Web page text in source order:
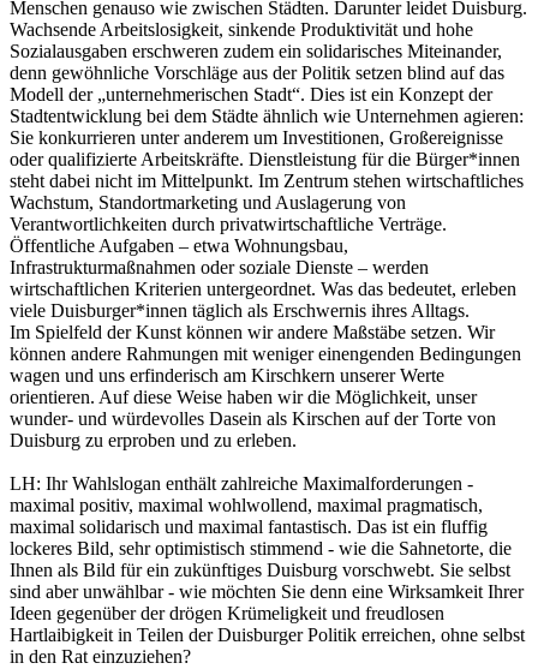
Menschen genauso wie zwischen Städten. Darunter leidet Duisburg.
Wachsende Arbeitslosigkeit, sinkende Produktivität und hohe
Sozialausgaben erschweren zudem ein solidarisches Miteinander,
denn gewöhnliche Vorschläge aus der Politik setzen blind auf das
Modell der „unternehmerischen Stadt“. Dies ist ein Konzept der
Stadtentwicklung bei dem Städte ähnlich wie Unternehmen agieren:
Sie konkurrieren unter anderem um Investitionen, Großereignisse
oder qualifizierte Arbeitskräfte. Dienstleistung für die Bürger*innen
steht dabei nicht im Mittelpunkt. Im Zentrum stehen wirtschaftliches
Wachstum, Standortmarketing und Auslagerung von
Verantwortlichkeiten durch privatwirtschaftliche Verträge.
Öffentliche Aufgaben – etwa Wohnungsbau,
Infrastrukturmaßnahmen oder soziale Dienste – werden
wirtschaftlichen Kriterien untergeordnet. Was das bedeutet, erleben
viele Duisburger*innen täglich als Erschwernis ihres Alltags.
Im Spielfeld der Kunst können wir andere Maßstäbe setzen. Wir
können andere Rahmungen mit weniger einengenden Bedingungen
wagen und uns erfinderisch am Kirschkern unserer Werte
orientieren. Auf diese Weise haben wir die Möglichkeit, unser
wunder- und würdevolles Dasein als Kirschen auf der Torte von
Duisburg zu erproben und zu erleben.
LH: Ihr Wahlslogan enthält zahlreiche Maximalforderungen -
maximal positiv, maximal wohlwollend, maximal pragmatisch,
maximal solidarisch und maximal fantastisch. Das ist ein fluffig
lockeres Bild, sehr optimistisch stimmend - wie die Sahnetorte, die
Ihnen als Bild für ein zukünftiges Duisburg vorschwebt. Sie selbst
sind aber unwählbar - wie möchten Sie denn eine Wirksamkeit Ihrer
Ideen gegenüber der drögen Krümeligkeit und freudlosen
Hartlaibigkeit in Teilen der Duisburger Politik erreichen, ohne selbst
in den Rat einzuziehen?